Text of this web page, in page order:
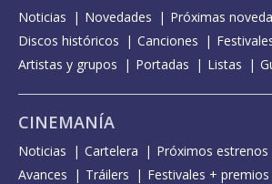
Noticias Novedades
Próximas
Discos históricos
Canciones
Artistas y grupos
Portadas Listas
CINEMANÍA
Noticias Cartelera Próximos estrenos
Avances
Tráilers
Festivales + premios